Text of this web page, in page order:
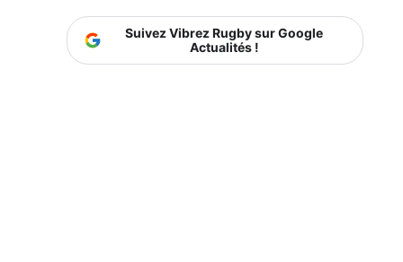
Suivez Vibrez Rugby sur Google
Actualités !